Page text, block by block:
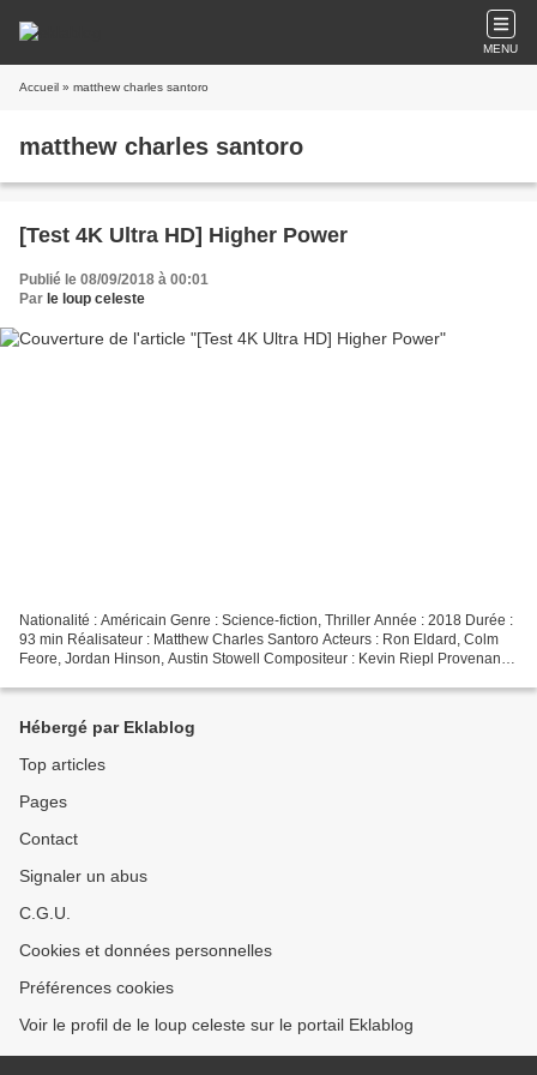
MENU
Accueil » matthew charles santoro
matthew charles santoro
[Test 4K Ultra HD] Higher Power
Publié le 08/09/2018 à 00:01
Par le loup celeste
Nationalité : Américain Genre : Science-fiction, Thriller Année : 2018 Durée :
93 min Réalisateur : Matthew Charles Santoro Acteurs : Ron Eldard, Colm
Feore, Jordan Hinson, Austin Stowell Compositeur : Kevin Riepl Provenance
Hébergé par Eklablog
Top articles
Pages
Contact
Signaler un abus
C.G.U.
Cookies et données personnelles
Préférences cookies
Voir le profil de le loup celeste sur le portail Eklablog